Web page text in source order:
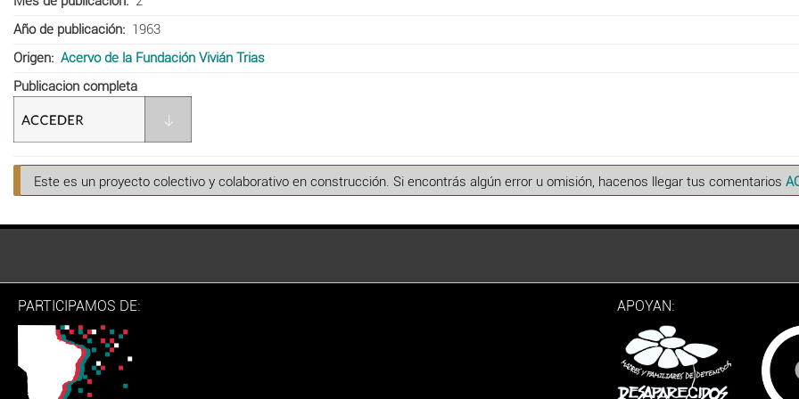
Año de publicación
1963
Origen
Acervo de la Fundación Vivián Trias
Publicacion completa
Este es un proyecto colectivo y colaborativo en construcción. Si encontrás algún error u omisión, hacenos llegar tus comentarios
PARTICIPAMOS DE: APOYAN: